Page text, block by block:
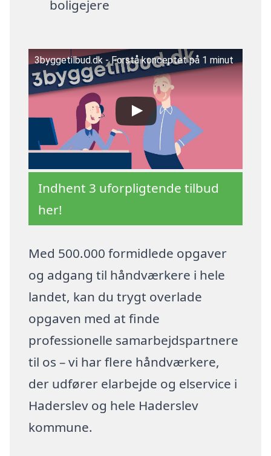
boligejere
3byggetilbud.dk - Forstå konceptet på 1 minut
Indhent 3 uforpligtende tilbud
her!
Med 500.000 formidlede opgaver
og adgang til håndværkere i hele
landet, kan du trygt overlade
opgaven med at finde
professionelle samarbejdspartnere
til os – vi har flere håndværkere,
der udfører elarbejde og elservice i
Haderslev og hele Haderslev
kommune.